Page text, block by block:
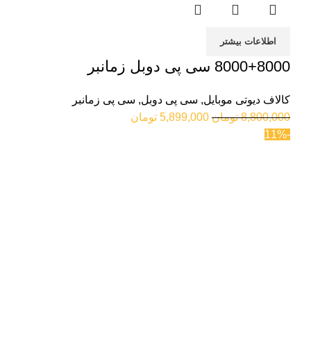
اطلاعات بیشتر
8000+8000 سی پی دوبل زمانبر
کالاف دیوتی موبایل, سی پی دوبل, سی پی زمانبر
8,800,000 تومان 5,899,000 تومان
-11%